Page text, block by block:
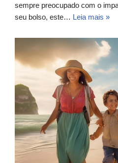
sempre preocupado com o
seu bolso, este… Leia mais »